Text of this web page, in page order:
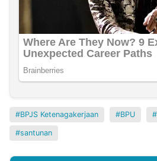
BPJS Ketenagakerjaan BPU
santunan